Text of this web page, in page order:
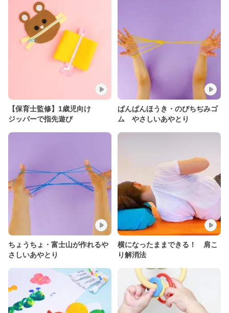
【保育士監修】1歳児向け
ジッパーで指先遊び
ぱんぱんほうき・のびちぢみゴ
ム やさしいあやとり
ちょうちょ・富士山が作れるや
さしいあやとり
横になったままできる！ 肩こ
り解消法